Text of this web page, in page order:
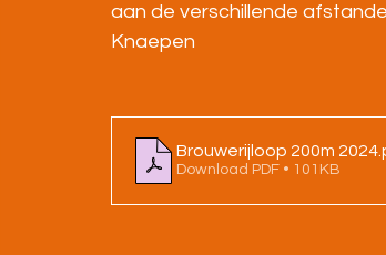
aan de verschillende
Knaepen
Brouwerijloop 200m 2024
Download PDF • 101KB